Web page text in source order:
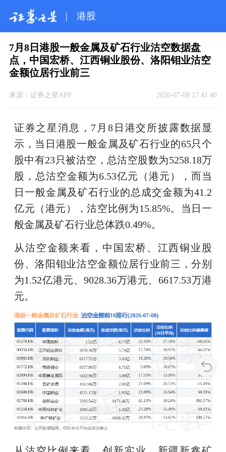
| 港股
7月8日港股一般金属及矿石行业沽空数据盘
点，中国宏桥、江西铜业股份、洛阳钼业沽空
金额位居行业前三
来源： 证券之星APP 2026-07-08 17:41:40
证券之星消息，7月8日港交所披露数据显
示，当日港股一般金属及矿石行业的65只个
股中有23只被沽空，总沽空股数为5258.18万
股，总沽空金额为6.53亿元（港元），而当
日一般金属及矿石行业的总成交金额为41.2
亿元（港元），沽空比例为15.85%。当日一
般金属及矿石行业总体跌0.49%。
从沽空金额来看，中国宏桥、江西铜业股
份、洛阳钼业沽空金额位居行业前三，分别
为1.52亿港元、9028.36万港元、6617.53万港
元。